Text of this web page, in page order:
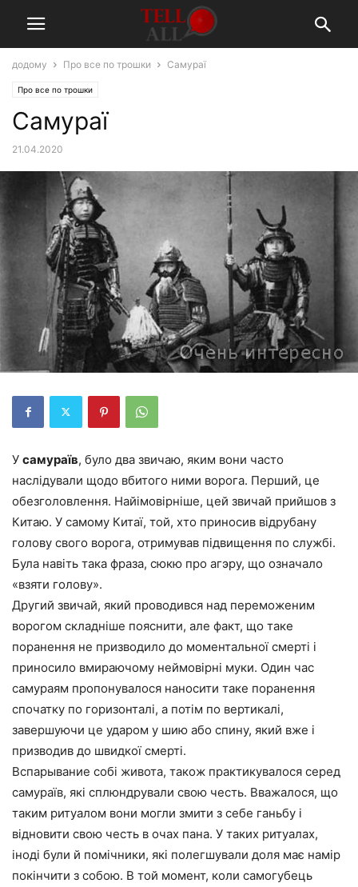
додому Про все по трошки Самураї
Про все по трошки
Самураї
21.04.2020
У самураїв, було два звичаю, яким вони часто
наслідували щодо вбитого ними ворога. Перший, це
обезголовлення. Найімовірніше, цей звичай прийшов з
Китаю. У самому Китаї, той, хто приносив відрубану
голову свого ворога, отримував підвищення по службі.
Була навіть така фраза, сюкю про агэру, що означало
«взяти голову».
Другий звичай, який проводився над переможеним
ворогом складніше пояснити, але факт, що таке
поранення не призводило до моментальної смерті і
приносило вмираючому неймовірні муки. Один час
самураям пропонувалося наносити таке поранення
спочатку по горизонталі, а потім по вертикалі,
завершуючи це ударом у шию або спину, який вже і
призводив до швидкої смерті.
Вспарывание собі живота, також практикувалося серед
самураїв, які сплюндрували свою честь. Вважалося, що
таким ритуалом вони могли змити з себе ганьбу і
відновити свою честь в очах пана. У таких ритуалах,
іноді були й помічники, які полегшували доля має намір
покінчити з собою. В той момент, коли самогубець